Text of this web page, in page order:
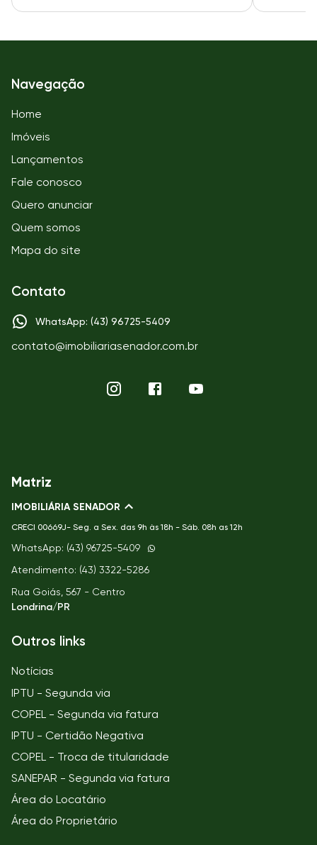
Navegação
Home
Imóveis
Lançamentos
Fale conosco
Quero anunciar
Quem somos
Mapa do site
Contato
WhatsApp: (43) 96725-5409
contato@imobiliariasenador.com.br
Matriz
IMOBILIÁRIA SENADOR
CRECI 00669J- Seg. a Sex. das 9h às 18h - Sáb. 08h as 12h
WhatsApp: (43) 96725-5409
Atendimento: (43) 3322-5286
Rua Goiás, 567 - Centro
Londrina/PR
Outros links
Notícias
IPTU - Segunda via
COPEL - Segunda via fatura
IPTU - Certidão Negativa
COPEL - Troca de titularidade
SANEPAR - Segunda via fatura
Área do Locatário
Área do Proprietário